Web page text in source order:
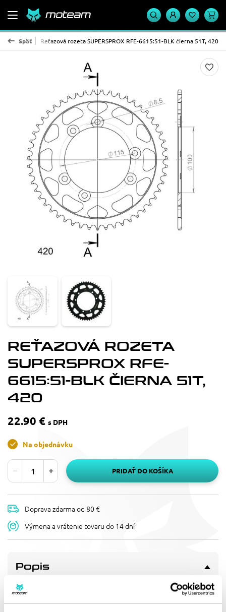
Späť
- oceľ Reťazová rozeta SUPERSPROX RFE-6615:51-BLK čierna 51T, 420
REŤAZOVÁ ROZETA
SUPERSPROX RFE-
6615:51-BLK ČIERNA 51T,
420
22.90 € s DPH
Na objednávku
PRIDAŤ DO KOŠÍKA
Doprava zdarma od 80 €
Výmena a vrátenie tovaru do 14 dní
Popis
REŤAZOVÁ ROZETA
SUPERSPROX RFE-6615:51-BLK